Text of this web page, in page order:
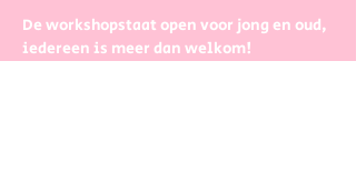
De workshopstaat open voor jong en oud,
iedereen is meer dan welkom!